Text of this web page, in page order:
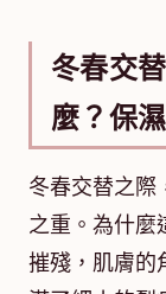
冬春交
麼？保
冬春交替之際
之重。為什麼
摧殘，肌膚的